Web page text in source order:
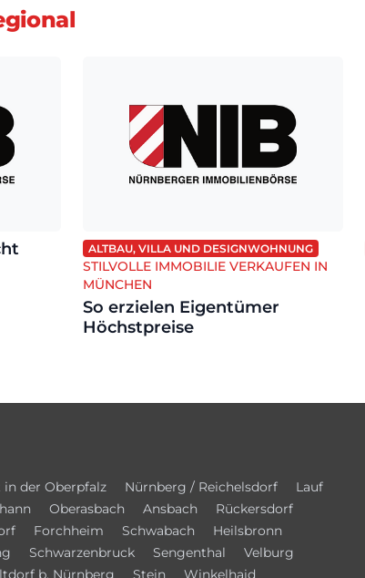
ALTBAU, VILLA UND DESIGNWOHNUNG
STILVOLLE IMMOBILIE VERKAUFEN IN
MÜNCHEN
So erzielen Eigentümer
Höchstpreise
der Oberpfalz Nürnberg / Reichelsdorf
Lauf
Oberasbach Ansbach
Rückersdorf
Forchheim Schwabach
Heilsbronn
Schwarzenbruck Sengenthal
Velburg
b. Nürnberg Stein Winkelhaid